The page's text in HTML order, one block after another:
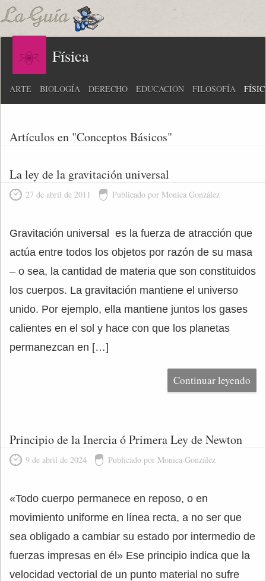
Física
ARTE BIOLOGÍA DERECHO EDUCACIÓN FILOSOFÍA
Artículos en "Conceptos Básicos"
La ley de la gravitación universal
27 de abril de 2011 Publicado por Monica González
Gravitación universal es la fuerza de atracción que
actúa entre todos los objetos por razón de su masa
– o sea, la cantidad de materia que son constituidos
los cuerpos. La gravitación mantiene el universo
unido. Por ejemplo, ella mantiene juntos los gases
calientes en el sol y hace con que los planetas
permanezcan en […]
Continuar leyendo
Principio de la Inercia ó Primera Ley de Newton
9 de abril de 2024 Publicado por Monica González
«Todo cuerpo permanece en reposo, o en
movimiento uniforme en línea recta, a no ser que
sea obligado a cambiar su estado por intermedio de
fuerzas impresas en él» Ese principio indica que la
velocidad vectorial de un punto material no sufre